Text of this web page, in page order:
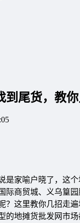
到尾货，教
是家喻户晓了，这
际商贸城、义乌篁
？这里教你几招走遍
的地摊货批发网市